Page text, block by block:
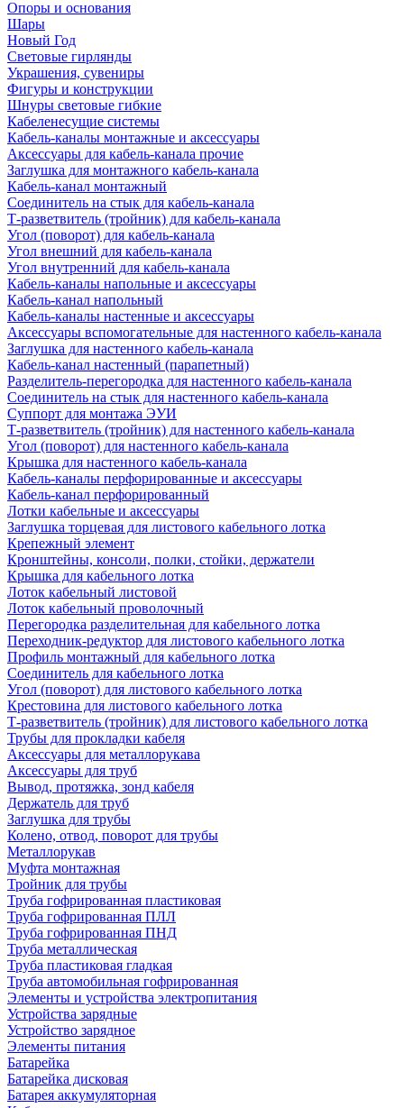
Опоры и основания
Шары
Новый Год
Световые гирлянды
Украшения, сувениры
Фигуры и конструкции
Шнуры световые гибкие
Кабеленесущие системы
Кабель-каналы монтажные и аксессуары
Аксессуары для кабель-канала прочие
Заглушка для монтажного кабель-канала
Кабель-канал монтажный
Соединитель на стык для кабель-канала
Т-разветвитель (тройник) для кабель-канала
Угол (поворот) для кабель-канала
Угол внешний для кабель-канала
Угол внутренний для кабель-канала
Кабель-каналы напольные и аксессуары
Кабель-канал напольный
Кабель-каналы настенные и аксессуары
Аксессуары вспомогательные для настенного кабель-канала
Заглушка для настенного кабель-канала
Кабель-канал настенный (парапетный)
Разделитель-перегородка для настенного кабель-канала
Соединитель на стык для настенного кабель-канала
Суппорт для монтажа ЭУИ
Т-разветвитель (тройник) для настенного кабель-канала
Угол (поворот) для настенного кабель-канала
Крышка для настенного кабель-канала
Кабель-каналы перфорированные и аксессуары
Кабель-канал перфорированный
Лотки кабельные и аксессуары
Заглушка торцевая для листового кабельного лотка
Крепежный элемент
Кронштейны, консоли, полки, стойки, держатели
Крышка для кабельного лотка
Лоток кабельный листовой
Лоток кабельный проволочный
Перегородка разделительная для кабельного лотка
Переходник-редуктор для листового кабельного лотка
Профиль монтажный для кабельного лотка
Соединитель для кабельного лотка
Угол (поворот) для листового кабельного лотка
Крестовина для листового кабельного лотка
Т-разветвитель (тройник) для листового кабельного лотка
Трубы для прокладки кабеля
Аксессуары для металлорукава
Аксессуары для труб
Вывод, протяжка, зонд кабеля
Держатель для труб
Заглушка для трубы
Колено, отвод, поворот для трубы
Металлорукав
Муфта монтажная
Тройник для трубы
Труба гофрированная пластиковая
Труба гофрированная ПЛЛ
Труба гофрированная ПНД
Труба металлическая
Труба пластиковая гладкая
Труба автомобильная гофрированная
Элементы и устройства электропитания
Устройства зарядные
Устройство зарядное
Элементы питания
Батарейка
Батарейка дисковая
Батарея аккумуляторная